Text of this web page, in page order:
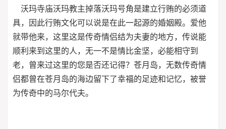
沃玛寺庙沃玛教主掉落沃玛号角是建立行贿的必须道
具，因此行贿文化可以说是在此一起源的婚姻殿。爱他
就带他来，这里这是传奇情侣结为夫妻的地方，传说能
顺利来到这里的人，无一不是情比金坚，必能相守到
老，曾来过这里的您是否还记得？苍月岛，无数传奇情
侣都曾在苍月岛的海边留下了幸福的足迹和记忆，被誉
为传奇中的马尔代夫。